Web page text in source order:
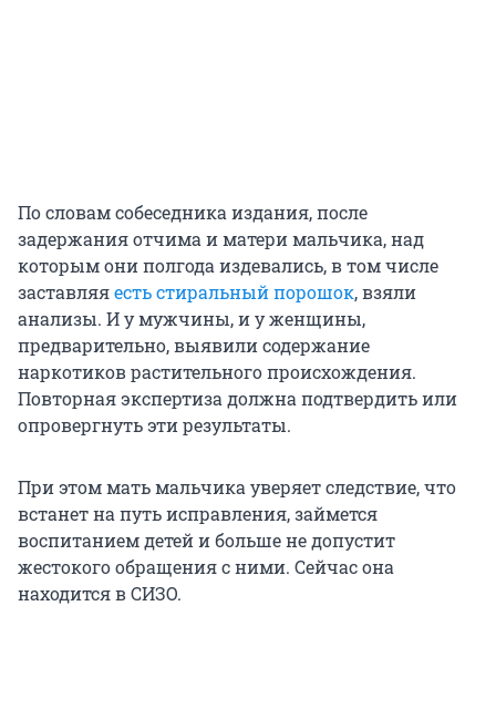
По словам собеседника издания, после
задержания отчима и матери мальчика, над
которым они полгода издевались, в том числе
заставляяесть стиральный порошок, взяли
анализы. И у мужчины, и у женщины,
предварительно, выявили содержание
наркотиков растительного происхождения.
Повторная экспертиза должна подтвердить или
опровергнуть эти результаты.
При этом мать мальчика уверяет следствие, что
встанет на путь исправления, займется
воспитанием детей и больше не допустит
жестокого обращения с ними. Сейчас она
находится в СИЗО.